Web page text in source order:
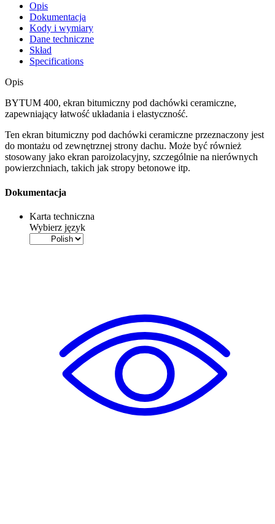
Opis
Dokumentacja
Kody i wymiary
Dane techniczne
Skład
Specifications
Opis
BYTUM 400, ekran bitumiczny pod dachówki ceramiczne,
zapewniający łatwość układania i elastyczność.
Ten ekran bitumiczny pod dachówki ceramiczne przeznaczony jest
do montażu od zewnętrznej strony dachu. Może być również
stosowany jako ekran paroizolacyjny, szczególnie na nierównych
powierzchniach, takich jak stropy betonowe itp.
Dokumentacja
Karta techniczna
Wybierz język